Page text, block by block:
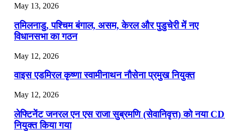
July 19, 2026
📝 डेली करेंट अफेयर्स: 16-18 जुलाई 2026
May 13, 2026
तमिलनाडु, पश्चिम बंगाल, असम, केरल और पुडुचेरी में नए
विधानसभा का गठन
May 12, 2026
वाइस एडमिरल कृष्णा स्वामीनाथन नौसेना प्रमुख नियुक्त
May 12, 2026
लेफ्टिनेंट जनरल एन एस राजा सुब्रमणि (सेवानिवृत्त) को नया
नियुक्त किया गया